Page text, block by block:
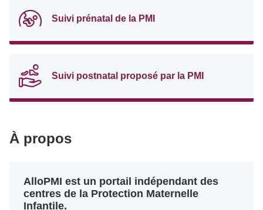
Suivi prénatal de la PMI
Suivi postnatal proposé par la PMI
À propos
AlloPMI est un portail indépendant des
centres de la Protection Maternelle
Infantile.